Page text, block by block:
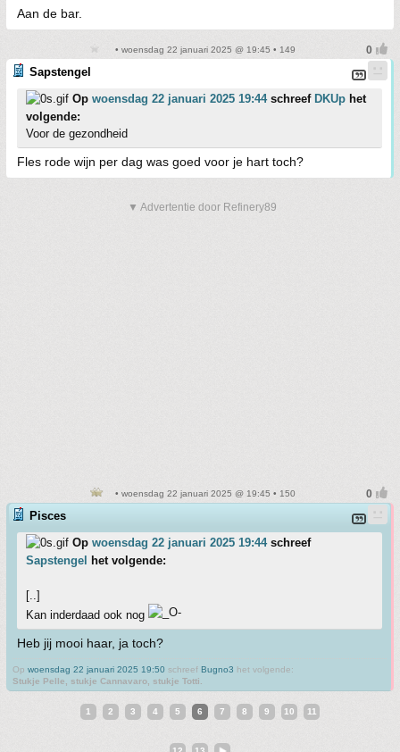
Aan de bar.
• woensdag 22 januari 2025 @ 19:45 • 149
Sapstengel
Op woensdag 22 januari 2025 19:44schreef DKUp het
volgende:
Voor de gezondheid
Fles rode wijn per dag was goed voor je hart toch?
▼ Advertentie door Refinery89
• woensdag 22 januari 2025 @ 19:45 • 150
Pisces
Op woensdag 22 januari 2025 19:44schreef
Sapstengel
het volgende:
[..]
Kan inderdaad ook nog
Heb jij mooi haar, ja toch?
Op woensdag 22 januari 2025 19:50 schreef Bugno3 het volgende:
Stukje Pelle, stukje Cannavaro, stukje Totti.
1 2 3 4 5 6 7 8 9 10 11